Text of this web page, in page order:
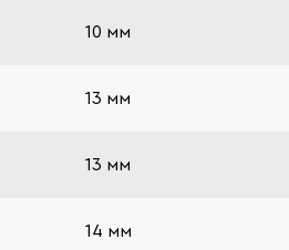
10 мм
13 мм
13 мм
14 мм